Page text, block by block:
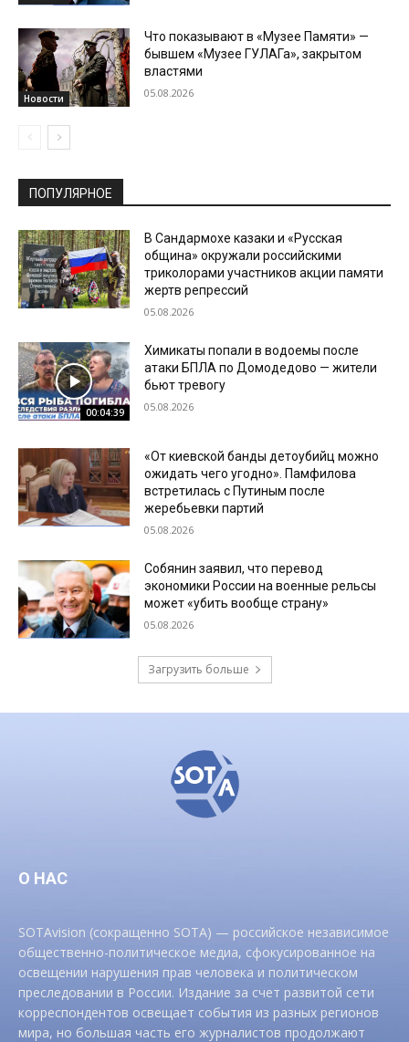
Новости
Что показывают в «Музее Памяти» —
бывшем «Музее ГУЛАГа», закрытом
властями
05.08.2026
ПОПУЛЯРНОЕ
В Сандармохе казаки и «Русская
община» окружали российскими
триколорами участников акции памяти
жертв репрессий
05.08.2026
00:04:39
Химикаты попали в водоемы после
атаки БПЛА по Домодедово — жители
бьют тревогу
05.08.2026
«От киевской банды детоубийц можно
ожидать чего угодно». Памфилова
встретилась с Путиным после
жеребьевки партий
05.08.2026
Собянин заявил, что перевод
экономики России на военные рельсы
может «убить вообще страну»
05.08.2026
Загрузить больше
О НАС
SOTAvision (сокращенно SOTA) — российское независимое
общественно-политическое медиа, сфокусированное на
освещении нарушения прав человека и политическом
преследовании в России. Издание за счет развитой сети
корреспондентов освещает события из разных регионов
мира, но большая часть его журналистов продолжают